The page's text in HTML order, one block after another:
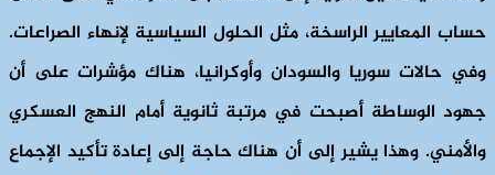
حساب المعايير الراسخة، مثل الحلول السياسية لإنهاء الصراعات.
وفي حالات سوريا والسودان وأوكرانيا، هناك مؤشرات على أن
جهود الوساطة أصبحت في مرتبة ثانوية أمام النهج العسكري
والأمني. وهذا يشير إلى أن هناك حاجة إلى إعادة تأكيد الإجماع